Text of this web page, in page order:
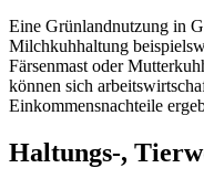
Eine Grünlandnutzung in
Milchkuhhaltung
Färsenmast oder
können sich
Einkommensnachteile
Haltungs-,